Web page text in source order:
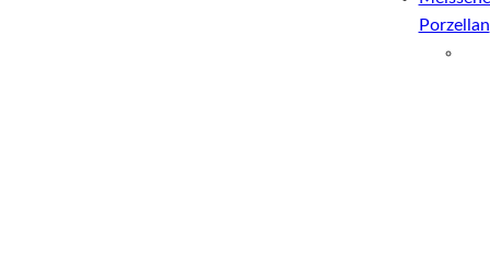
Porzellan